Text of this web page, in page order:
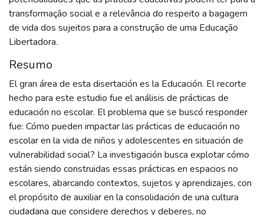
transformação social e a relevância do respeito a bagagem
de vida dos sujeitos para a construção de uma Educação
Libertadora.
Resumo
El gran área de esta disertación es la Educación. El recorte
hecho para este estudio fue el análisis de prácticas de
educación no escolar. El problema que se buscó responder
fue: Cómo pueden impactar las prácticas de educación no
escolar en la vida de niños y adolescentes en situación de
vulnerabilidad social? La investigación busca explotar cómo
están siendo construidas essas prácticas en espacios no
escolares, abarcando contextos, sujetos y aprendizajes, con
el propósito de auxiliar en la consolidación de una cultura
ciudadana que considere derechos y deberes, no